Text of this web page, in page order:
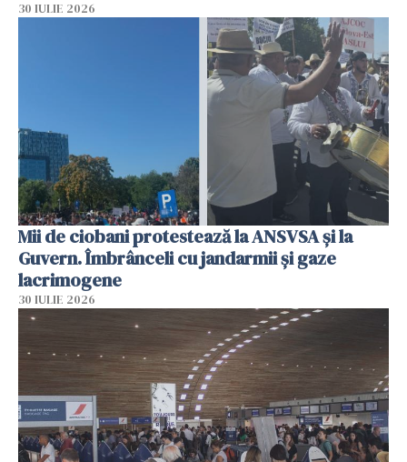
30 IULIE 2026
Mii de ciobani protestează la ANSVSA și la
Guvern. Îmbrânceli cu jandarmii și gaze
lacrimogene
30 IULIE 2026